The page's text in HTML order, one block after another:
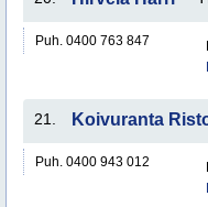
Puh. 0400 763 847
21. Koivuranta
Puh. 0400 943 012